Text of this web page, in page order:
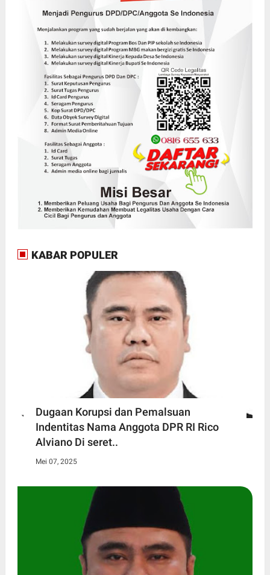
KABAR POPULER
Dugaan Korupsi dan Pemalsuan
Indentitas Nama Anggota DPR RI Rico
Alviano Di seret..
Mei 07, 2025